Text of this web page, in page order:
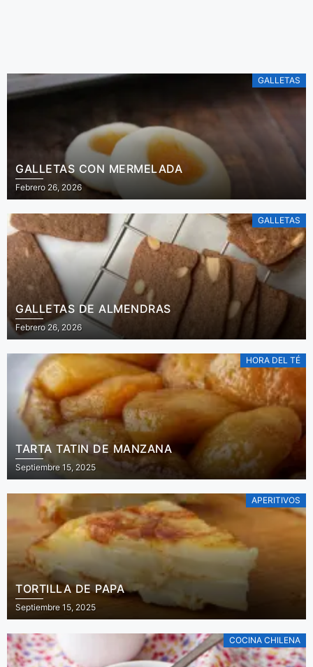
GALLETAS
GALLETAS CON MERMELADA
Febrero 26, 2026
GALLETAS
GALLETAS DE ALMENDRAS
Febrero 26, 2026
HORA DEL TÉ
TARTA TATIN DE MANZANA
Septiembre 15, 2025
APERITIVOS
TORTILLA DE PAPA
Septiembre 15, 2025
COCINA CHILENA